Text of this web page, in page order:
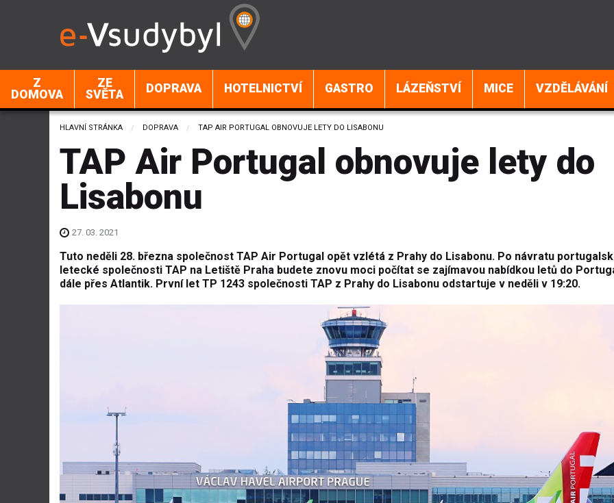
Z
DOMOVA
ZE
SVĚTA
DOPRAVA HOTELNICTVÍ GASTRO LÁZEŇSTVÍ MICE VZDĚLÁVÁNÍ
HLAVNÍ STRÁNKA DOPRAVA CURRENT:
TAP AIR PORTUGAL OBNOVUJE LETY DO LISABONU
TAP Air Portugal obnovuje lety do
Lisabonu
27. 03. 2021
Tuto neděli 28. března společnost TAP Air Portugal opět vzlétá z Prahy do Lisabonu. Po návratu
letecké společnosti TAP na Letiště Praha budete znovu moci počítat se zajímavou nabídkou letů do
dále přes Atlantik. První let TP 1243 společnosti TAP z Prahy do Lisabonu odstartuje v neděli v 19:20.